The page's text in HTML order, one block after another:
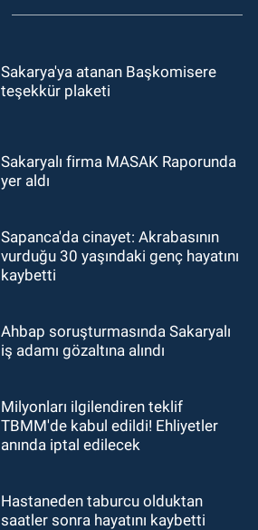
Sakarya'ya atanan Başkomisere
teşekkür plaketi
Sakaryalı firma MASAK Raporunda
yer aldı
Sapanca'da cinayet: Akrabasının
vurduğu 30 yaşındaki genç hayatını
kaybetti
Ahbap soruşturmasında Sakaryalı
iş adamı gözaltına alındı
Milyonları ilgilendiren teklif
TBMM'de kabul edildi! Ehliyetler
anında iptal edilecek
Hastaneden taburcu olduktan
saatler sonra hayatını kaybetti